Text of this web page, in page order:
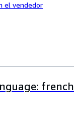
el vendedor
french